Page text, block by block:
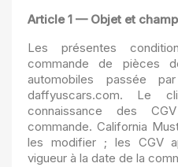
Article 1 — Objet et
Les présentes
commande de pièces
automobiles passée
daffyuscars.com. Le
connaissance des
commande. California
les modifier ; les CGV
vigueur à la date de la